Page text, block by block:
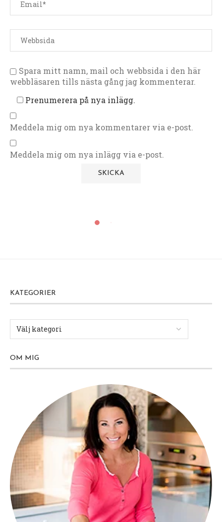
Spara mitt namn, mail och webbsida i den här
webbläsaren tills nästa gång jag kommenterar.
Prenumerera på nya inlägg.
Meddela mig om nya kommentarer via e-post.
Meddela mig om nya inlägg via e-post.
KATEGORIER
OM MIG